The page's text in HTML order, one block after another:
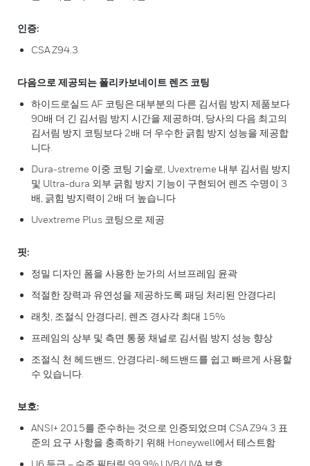
인증:
CSA Z94.3
다음으로 제공되는 폴리카보네이트 렌즈 코팅
하이드로실드 AF 코팅은 대부분의 다른 김서림 방지 제품보다
90배 더 긴 김서림 방지 시간을 제공하며, 당사의 다음 최고의
김서림 방지 코팅보다 2배 더 우수한 긁힘 방지 성능을 제공합
니다.
Dura-streme 이중 코팅 기술로, Uvextreme 내부 김서림 방지
및 Ultra-dura 외부 긁힘 방지 기능이 구현되어 렌즈 수명이 3
배, 긁힘 방지력이 2배 더 높습니다
Uvextreme Plus 코팅으로 제공
핏:
정밀 디자인 폼을 사용한 눈가의 서브프레임 윤곽
적절한 장력과 유연성을 제공하도록 패딩 처리된 안경다리
래칫, 조절식 안경다리, 렌즈 경사각 최대 15%
프레임의 상부 및 측면 통풍 채널로 김서림 방지 성능 향상
조절식 천 헤드밴드, 안경다리-헤드밴드를 쉽고 빠르게 사용할
수 있습니다.
보호:
ANSI+ 2015를 준수하는 것으로 인증되었으며 CSA Z94.3 표
준의 요구 사항을 충족하기 위해 Honeywell에서 테스트함
U6 등급 – 수준 필터링 99.9% UVB/UVA 보호